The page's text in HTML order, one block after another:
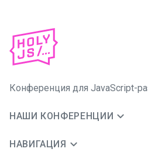
Конференция для JavaScript-
НАШИ КОНФЕРЕНЦИИ
НАВИГАЦИЯ